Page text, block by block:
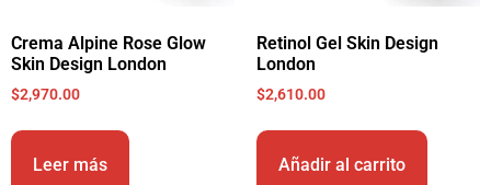
Crema Alpine Rose Glow
Skin Design London
$2,970.00
Leer más
Retinol Gel Skin Design
London
$2,610.00
Añadir al carrito